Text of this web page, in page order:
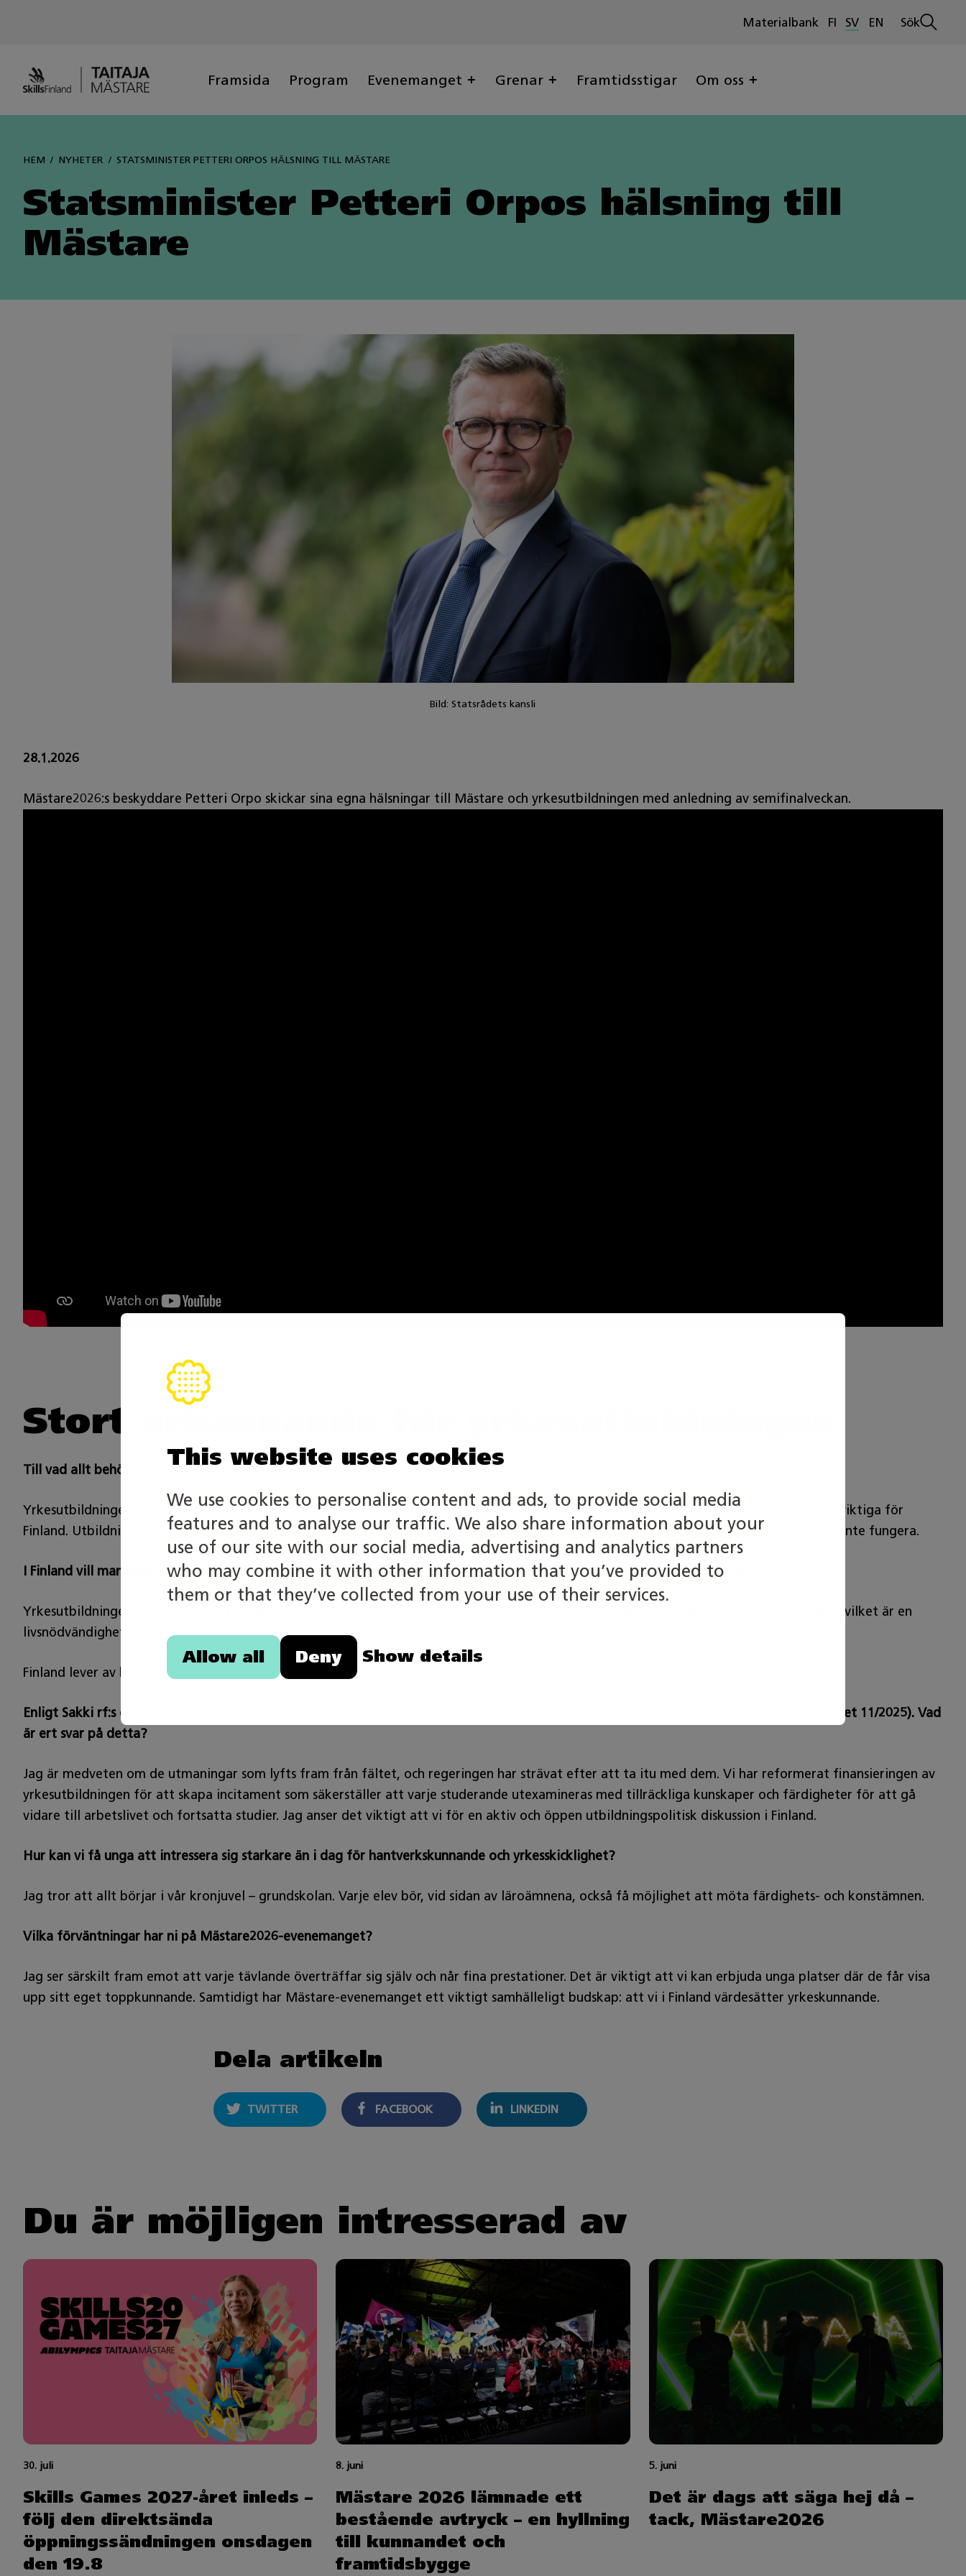
This website uses cookies
We use cookies to personalise content and ads, to provide social media
features and to analyse our traffic. We also share information about your
use of our site with our social media, advertising and analytics partners
who may combine it with other information that you’ve provided to
them or that they’ve collected from your use of their services.
Allow all Deny Show details
Materialbank FI SV EN
Öppna
Sök
Framsida Program Evenemanget Grenar Framtidsstigar Om oss
HEM NYHETER STATSMINISTER PETTERI ORPOS HÄLSNING TILL MÄSTARE
Statsminister Petteri Orpos hälsning till
Mästare
Bild: Statsrådets kansli
28.1.2026
Mästare2026:s beskyddare Petteri Orpo skickar sina egna hälsningar till Mästare och yrkesutbildningen med anledning av semifinalveckan.
Stort erkännande för yrkesutbildningen
Till vad allt behövs yrkesutbildning i dagens Finland?
Yrkesutbildningen har – och har redan länge haft – en viktig samhällelig uppgift: att utbilda kunniga arbetstagare för branscher som är viktiga för
Finland. Utbildningen fungerar framför allt som en väg in i arbetslivet. Utan yrkeskunnande skulle samhällets grundläggande funktioner inte fungera.
I Finland vill man höja andelen högutbildade. Vilken betydelse har yrkesutbildningen för att upprätthålla konkurrenskraften?
Yrkesutbildningens betydelse i det finländska samhället är stor. Yrkesproffs inom olika branscher skapar grunden för Finlands framgång, vilket är en
livsnödvändighet för ett exportdrivet land.
Finland lever av hög kompetens. Vi behöver både yrkeskunnande och hög akademisk kompetens.
Enligt Sakki rf:s ordförande Kaisla Kanerva ersätter kvantitet för närvarande kvalitet inom yrkesutbildningen (anförande: VAKS-seminariet 11/2025). Vad
är ert svar på detta?
Jag är medveten om de utmaningar som lyfts fram från fältet, och regeringen har strävat efter att ta itu med dem. Vi har reformerat finansieringen av
yrkesutbildningen för att skapa incitament som säkerställer att varje studerande utexamineras med tillräckliga kunskaper och färdigheter för att gå
vidare till arbetslivet och fortsatta studier. Jag anser det viktigt att vi för en aktiv och öppen utbildningspolitisk diskussion i Finland.
Hur kan vi få unga att intressera sig starkare än i dag för hantverkskunnande och yrkesskicklighet?
Jag tror att allt börjar i vår kronjuvel – grundskolan. Varje elev bör, vid sidan av läroämnena, också få möjlighet att möta färdighets- och konstämnen.
Vilka förväntningar har ni på Mästare2026-evenemanget?
Jag ser särskilt fram emot att varje tävlande överträffar sig själv och når fina prestationer. Det är viktigt att vi kan erbjuda unga platser där de får visa
upp sitt eget toppkunnande. Samtidigt har Mästare-evenemanget ett viktigt samhälleligt budskap: att vi i Finland värdesätter yrkeskunnande.
Dela artikeln
TWITTER FACEBOOK LINKEDIN
Du är möjligen intresserad av
30. juli
Skills Games 2027-året inleds –
följ den direktsända
öppningssändningen onsdagen
den 19.8
8. juni
Mästare 2026 lämnade ett
bestående avtryck – en hyllning
till kunnandet och
framtidsbygge
5. juni
Det är dags att säga hej då –
tack, Mästare2026